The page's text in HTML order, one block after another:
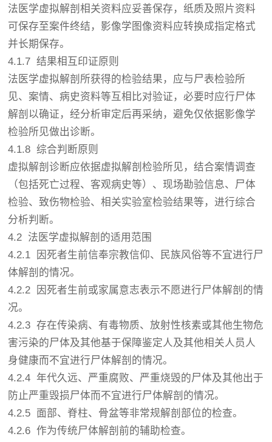
法医学虚拟解剖相关资料应妥善保存，纸质及照片资料
可保存至案件终结，影像学图像资料应转换成指定格式
并长期保存。
4.1.7 结果相互印证原则
法医学虚拟解剖所获得的检验结果，应与尸表检验所
见、案情、病史资料等互相比对验证，必要时应行尸体
解剖以确证，经分析审定后再采纳，避免仅依据影像学
检验所见做出诊断。
4.1.8 综合判断原则
虚拟解剖诊断应依据虚拟解剖检验所见，结合案情调查
（包括死亡过程、客观病史等）、现场勘验信息、尸体
检验、致伤物检验、相关实验室检验结果等，进行综合
分析判断。
4.2 法医学虚拟解剖的适用范围
4.2.1 因死者生前信奉宗教信仰、民族风俗等不宜进行尸
体解剖的情况。
4.2.2 因死者生前或家属意志表示不愿进行尸体解剖的情
况。
4.2.3 存在传染病、有毒物质、放射性核素或其他生物危
害污染的尸体及其他基于保障鉴定人及其他相关人员人
身健康而不宜进行尸体解剖的情况。
4.2.4 年代久远、严重腐败、严重烧毁的尸体及其他出于
防止严重毁损尸体而不宜进行尸体解剖的情况。
4.2.5 面部、脊柱、骨盆等非常规解剖部位的检查。
4.2.6 作为传统尸体解剖前的辅助检查。